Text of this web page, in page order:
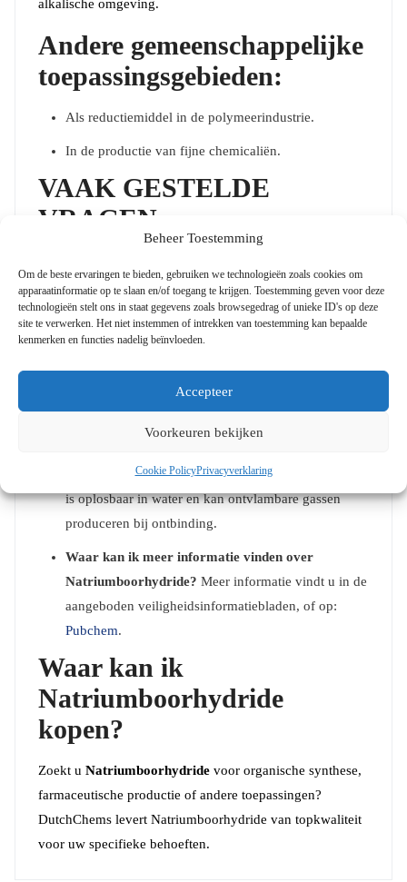
Beheer Toestemming
Om de beste ervaringen te bieden, gebruiken we technologieën zoals cookies om
apparaatinformatie op te slaan en/of toegang te krijgen. Toestemming geven voor deze
technologieën stelt ons in staat gegevens zoals browsegedrag of unieke ID's op deze
site te verwerken. Het niet instemmen of intrekken van toestemming kan bepaalde
kenmerken en functies nadelig beïnvloeden.
Accepteer
Voorkeuren bekijken
Cookie PolicyPrivacyverklaring
alkalische omgeving.
Andere gemeenschappelijke
toepassingsgebieden:
Als reductiemiddel in de polymeerindustrie.
In de productie van fijne chemicaliën.
VAAK GESTELDE
VRAGEN
Het moet worden bewaard in een koele, droge plaats,
verwijderd van bronnen van ontsteking en sterke
zuren.
ontvlambaar gas afgeven bij contact met water. Zorg
altijd voor passende veiligheidsmaatregelen bij het
Is Natriumboorhydride oplosbaar in water?
is oplosbaar in water en kan ontvlambare gassen
produceren bij ontbinding.
Waar kan ik meer informatie vinden over
Natriumboorhydride? Meer informatie vindt u in de
aangeboden veiligheidsinformatiebladen, of op:
Pubchem.
Waar kan ik
Natriumboorhydride
kopen?
Zoekt u Natriumboorhydride voor organische synthese,
farmaceutische productie of andere toepassingen?
DutchChems levert Natriumboorhydride van topkwaliteit
voor uw specifieke behoeften.